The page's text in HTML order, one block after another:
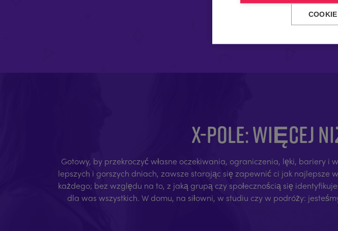
X-POLE: WIĘCEJ
Gotowy, by przekroczyć własne oczekiwania, ograniczenia, lęki, bariery i
lepszych i gorszych dniach, zawsze starając się zapewnić ci jak najlepsze
każdego; bez względu na to, z jaką grupą czy społecznością się
dla was wszystkich. W domu, na siłowni, w studiu czy w podróży: